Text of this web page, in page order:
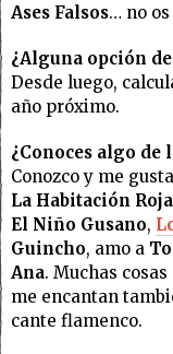
Ases Falsos… no
¿Alguna opción
Desde luego,
año próximo.
¿Conoces algo de
Conozco y me
La Habitación Roja
El Niño Gusano,
Guincho, amo a
Ana. Muchas
me encantan
cante flamenco.